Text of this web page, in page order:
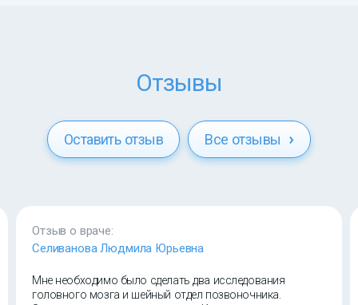
Отзывы
Оставить отзыв Все отзывы
Отзыв о враче:
Селиванова Людмила Юрьевна
Мне необходимо было сделать два исследования
головного мозга и шейный отдел позвоночника.